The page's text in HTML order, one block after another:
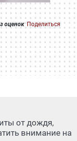
оценок Поделиться
от дождя,
внимание на